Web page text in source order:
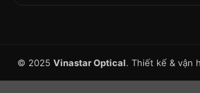
© 2025 Vinastar Optical. Thiết kế & vận